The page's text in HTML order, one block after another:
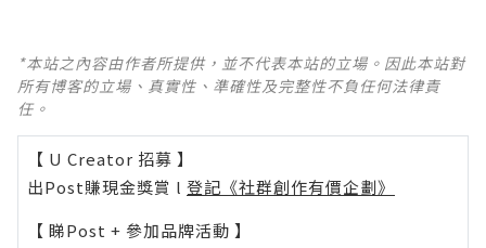
*本站之內容由作者所提供，並不代表本站的立場。因此本站對
所有博客的立場、真實性、準確性及完整性不負任何法律責
任。
【 U Creator 招募 】
出Post賺現金獎賞 l 登記《社群創作有價企劃》
【 睇Post + 參加品牌活動 】